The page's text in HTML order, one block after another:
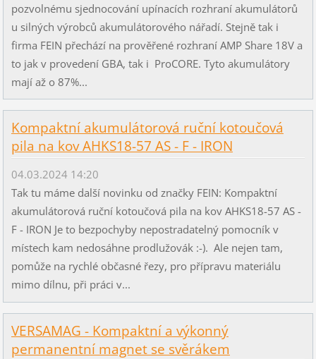
pozvolnému sjednocování upínacích rozhraní akumulátorů
u silných výrobců akumulátorového nářadí. Stejně tak i
firma FEIN přechází na prověřené rozhraní AMP Share 18V a
to jak v provedení GBA, tak i ProCORE. Tyto akumulátory
mají až o 87%...
Kompaktní akumulátorová ruční kotoučová
pila na kov AHKS18-57 AS - F - IRON
04.03.2024 14:20
Tak tu máme další novinku od značky FEIN: Kompaktní
akumulátorová ruční kotoučová pila na kov AHKS18-57 AS -
F - IRON Je to bezpochyby nepostradatelný pomocník v
místech kam nedosáhne prodlužovák :-). Ale nejen tam,
pomůže na rychlé občasné řezy, pro přípravu materiálu
mimo dílnu, při práci v...
VERSAMAG - Kompaktní a výkonný
permanentní magnet se svěrákem